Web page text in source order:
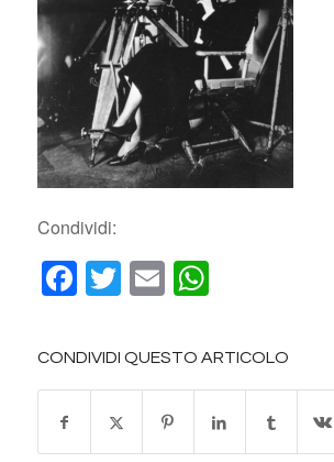
Condividi:
Facebook
Twitter
Email
CONDIVIDI QUESTO ARTICOLO